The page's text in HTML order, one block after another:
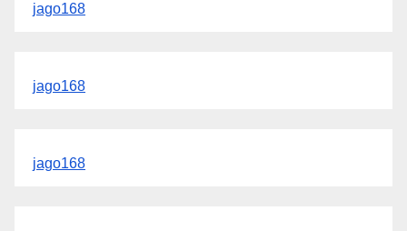
jago168
jago168
jago168